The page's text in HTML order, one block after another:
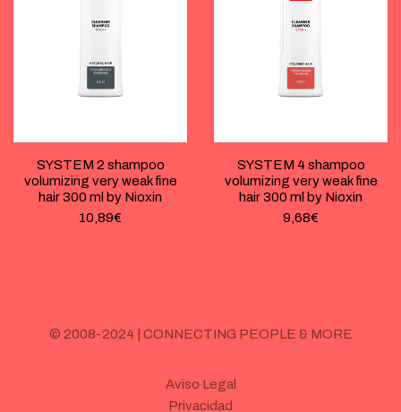
SYSTEM 2 shampoo
volumizing very weak fine
hair 300 ml by Nioxin
10,89€
SYSTEM 4 shampoo
volumizing very weak fine
hair 300 ml by Nioxin
9,68€
© 2008-2024 | CONNECTING PEOPLE & MORE
Aviso Legal
Privacidad